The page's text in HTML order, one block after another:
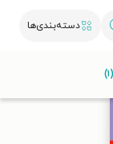
دسته‌بندی‌ها